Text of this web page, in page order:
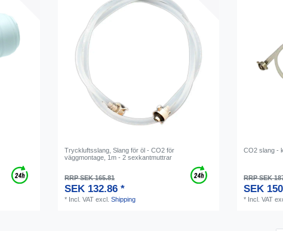
Tryckluftsslang, Slang för öl - CО2 för
väggmontage, 1m - 2 sexkantmuttrar
RRP SEK 165.81
SEK 132.86 *
* Incl. VAT excl.Shipping
CO2 slang -
RRP SEK
SEK
* Incl. VAT